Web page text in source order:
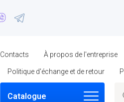
Contacts À propos de l'entreprise
Politique d'échange et de retour
Catalogue